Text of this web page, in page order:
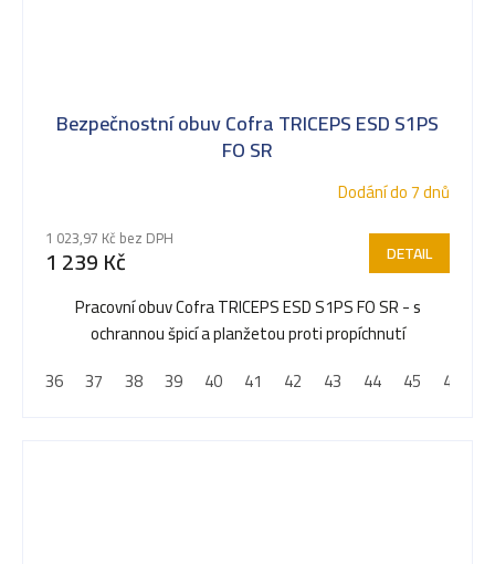
Bezpečnostní obuv Cofra TRICEPS ESD S1PS
FO SR
Dodání do 7 dnů
1 023,97 Kč bez DPH
1 239 Kč DETAIL
Pracovní obuv Cofra TRICEPS ESD S1PS FO SR - s
ochrannou špicí a planžetou proti propíchnutí
36
37 38 39 40 41 42 43 44 45 46